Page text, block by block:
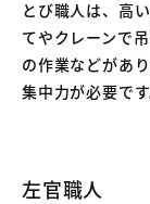
とび職人は、高
てやクレーンで
の作業などがあ
集中力が必要です
​左官職人